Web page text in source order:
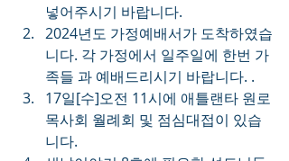
넣어주시기 바랍니다.
2024년도 가정예배서가 도착하였습
니다. 각 가정에서 일주일에 한번 가
족들 과 예배드리시기 바랍니다. .
17일[수]오전 11시에 애틀랜타 원로
목사회 월례회 및 점심대접이 있습
니다.